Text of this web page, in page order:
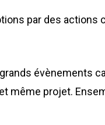
par des actions
évènements
même projet.